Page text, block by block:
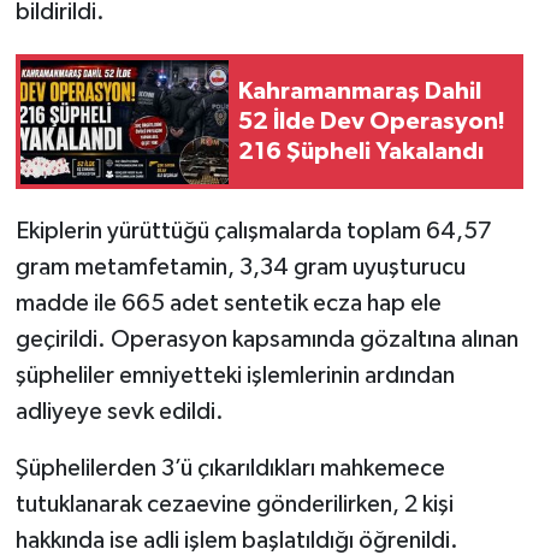
bildirildi.
Kahramanmaraş Dahil
52 İlde Dev Operasyon!
216 Şüpheli Yakalandı
Ekiplerin yürüttüğü çalışmalarda toplam 64,57
gram metamfetamin, 3,34 gram uyuşturucu
madde ile 665 adet sentetik ecza hap ele
geçirildi. Operasyon kapsamında gözaltına alınan
şüpheliler emniyetteki işlemlerinin ardından
adliyeye sevk edildi.
Şüphelilerden 3’ü çıkarıldıkları mahkemece
tutuklanarak cezaevine gönderilirken, 2 kişi
hakkında ise adli işlem başlatıldığı öğrenildi.
KİM KİMDİR
ÇEK GÖNDER
KİTAP
HEDEF2020
OTOMOBİL
MİZAH
TARİH
Genel